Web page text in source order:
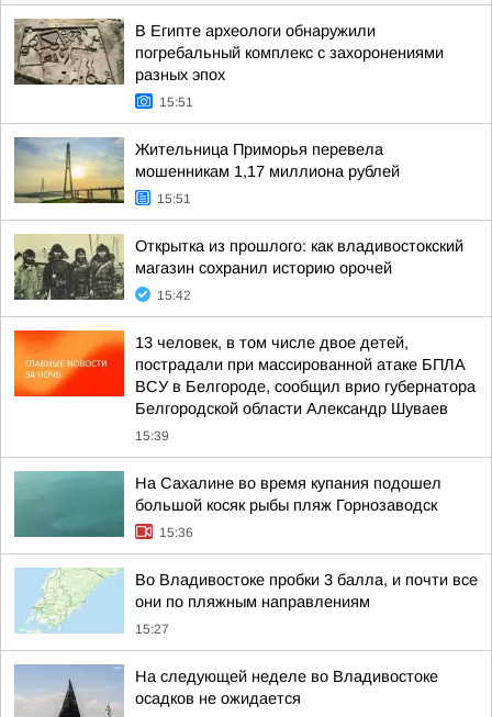
В Египте археологи обнаружили
погребальный комплекс с захоронениями
разных эпох
15:51
Жительница Приморья перевела
мошенникам 1,17 миллиона рублей
15:51
Открытка из прошлого: как владивостокский
магазин сохранил историю орочей
15:42
13 человек, в том числе двое детей,
пострадали при массированной атаке БПЛА
ВСУ в Белгороде, сообщил врио губернатора
Белгородской области Александр Шуваев
15:39
На Сахалине во время купания подошел
большой косяк рыбы пляж Горнозаводск
15:36
Во Владивостоке пробки 3 балла, и почти все
они по пляжным направлениям
15:27
На следующей неделе во Владивостоке
осадков не ожидается